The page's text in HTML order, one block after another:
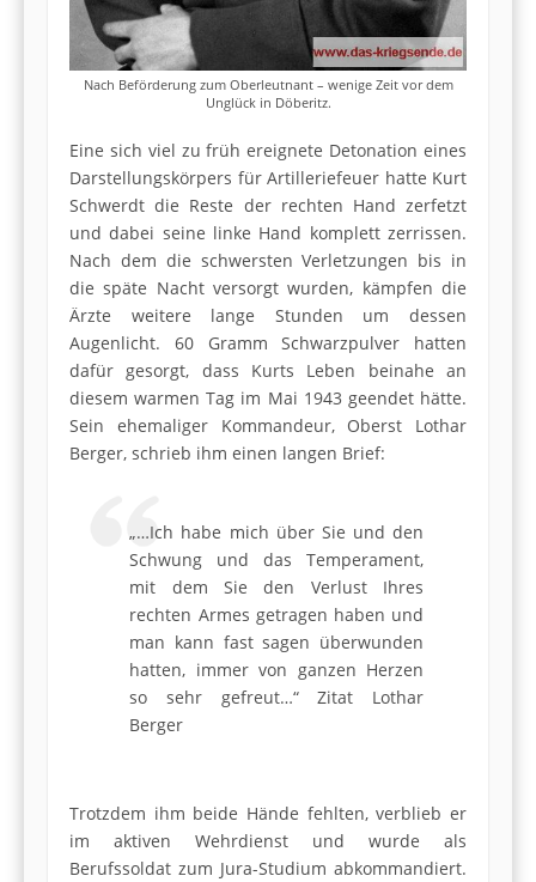
Nach Beförderung zum Oberleutnant – wenige Zeit vor dem
Unglück in Döberitz.
Eine sich viel zu früh ereignete Detonation eines
Darstellungskörpers für Artilleriefeuer hatte Kurt
Schwerdt die Reste der rechten Hand zerfetzt
und dabei seine linke Hand komplett zerrissen.
Nach dem die schwersten Verletzungen bis in
die späte Nacht versorgt wurden, kämpfen die
Ärzte weitere lange Stunden um dessen
Augenlicht. 60 Gramm Schwarzpulver hatten
dafür gesorgt, dass Kurts Leben beinahe an
diesem warmen Tag im Mai 1943 geendet hätte.
Sein ehemaliger Kommandeur, Oberst Lothar
Berger, schrieb ihm einen langen Brief:
„…Ich habe mich über Sie und den
Schwung und das Temperament,
mit dem Sie den Verlust Ihres
rechten Armes getragen haben und
man kann fast sagen überwunden
hatten, immer von ganzen Herzen
so sehr gefreut…“ Zitat Lothar
Berger
Trotzdem ihm beide Hände fehlten, verblieb er
im aktiven Wehrdienst und wurde als
Berufssoldat zum Jura-Studium abkommandiert.